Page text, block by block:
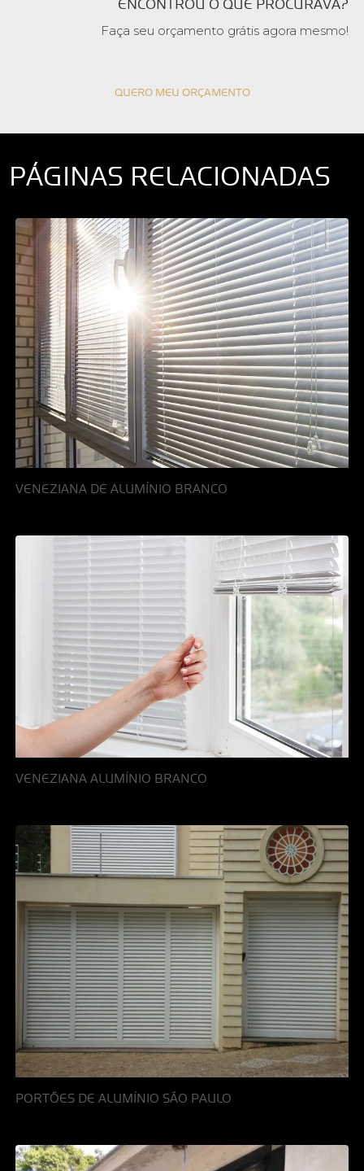
Faça seu orçamento grátis agora mesmo!
QUERO MEU ORÇAMENTO
PÁGINAS RELACIONADAS
VENEZIANA DE ALUMÍNIO BRANCO
VENEZIANA ALUMÍNIO BRANCO
PORTÕES DE ALUMÍNIO SÃO PAULO